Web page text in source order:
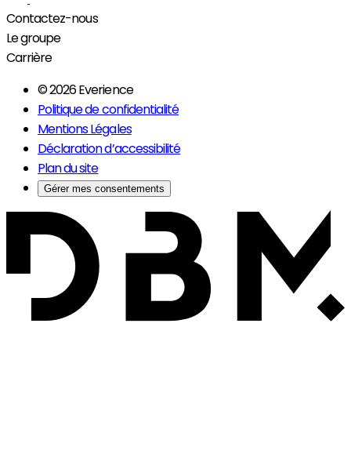
Contactez-nous
Le groupe
Carrière
© 2026 Everience
Politique de confidentialité
Mentions Légales
Déclaration d’accessibilité
Plan du site
Gérer mes consentements